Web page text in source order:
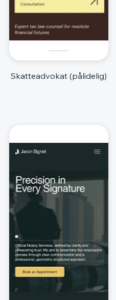
Skatteadvokat (pålidelig)